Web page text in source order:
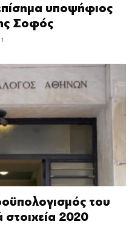
υποψήφιος
Σοφός
του
2020